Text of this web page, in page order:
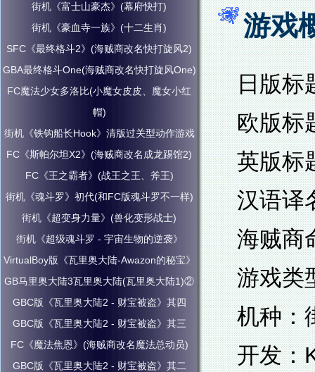
游戏
日版标
欧版标
英版标
汉语译
海贼商
游戏类
机种：
开发：
街机《富士山豪杰》(幕府快打)
街机《豪血寺一族》(十二生肖)
SFC《最终格斗2》(海贼商改名快打旋风2)
GBA最终格斗One(海贼商改名快打旋风One)
FC魔法少女多洛比(小魔女皮皮、魔女小红
帽)
街机《铁钩船长Hook》清版过关型动作游戏
FC《斯帕尔坦X2》(海贼商改名成龙踢馆2)
FC《王之霸者》(战王之王、斧王)
街机《魂斗罗》初代(和FC版魂斗罗不一样)
街机《超变身力量》(兽化变形战士)
街机《超级魂斗罗 - 宇宙生物的逆袭》
VirtualBoy版《瓦里奥大陆-Awazon的秘宝》
GB马里奥大陆3瓦里奥大陆(瓦里奥大陆1)②
GBC版《瓦里奥大陆2 - 财宝被盗》其四
GBC版《瓦里奥大陆2 - 财宝被盗》其三
FC《魔法焦恩》(海贼商改名魔法总动员)
GBC版《瓦里奥大陆2 - 财宝被盗》其二